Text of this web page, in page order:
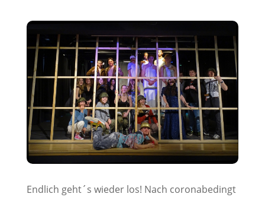
Endlich geht´s wieder los! Nach coronabedingt